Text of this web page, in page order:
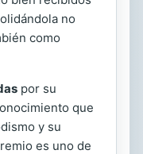
no
como
por su
que
y su
es uno de